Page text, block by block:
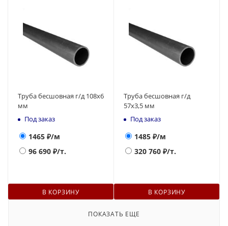
Труба бесшовная г/д 108х6
мм
Под заказ
1465 ₽/м
96 690 ₽/т.
В КОРЗИНУ
Труба бесшовная г/д
57х3,5 мм
Под заказ
1485 ₽/м
320 760 ₽/т.
В КОРЗИНУ
ПОКАЗАТЬ ЕЩЕ